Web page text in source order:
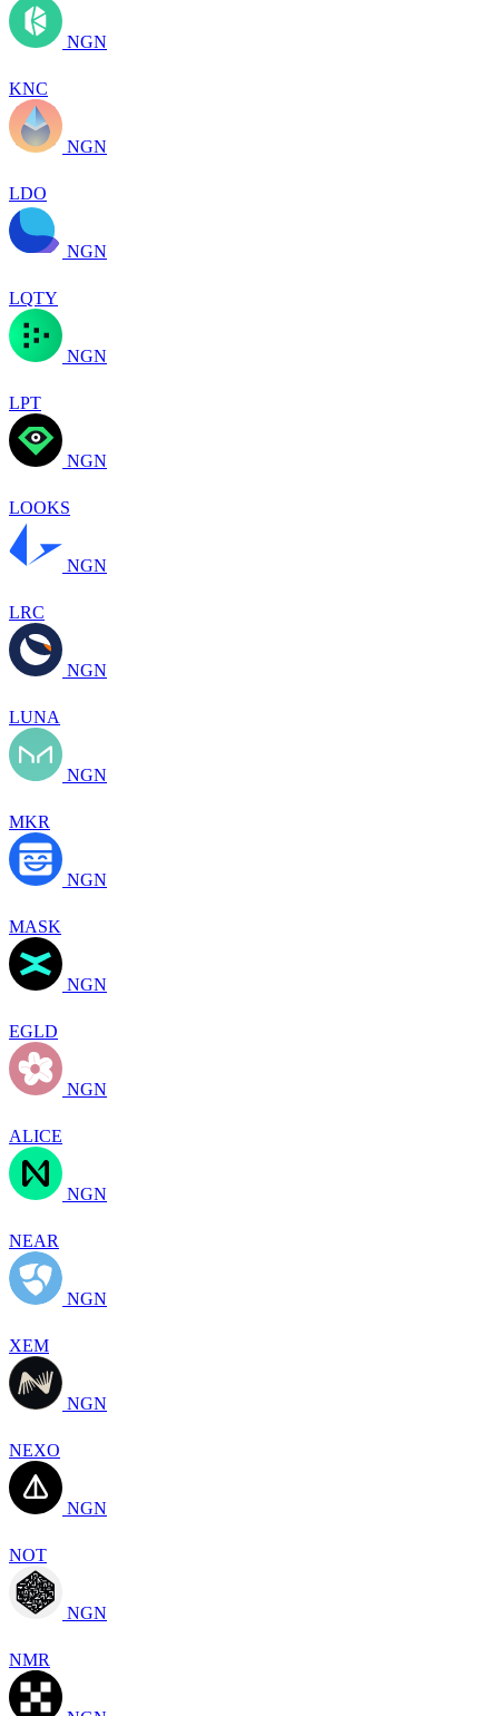
NGN
KNC
NGN
LDO
NGN
LQTY
NGN
LPT
NGN
LOOKS
NGN
LRC
NGN
LUNA
NGN
MKR
NGN
MASK
NGN
EGLD
NGN
ALICE
NGN
NEAR
NGN
XEM
NGN
NEXO
NGN
NOT
NGN
NMR